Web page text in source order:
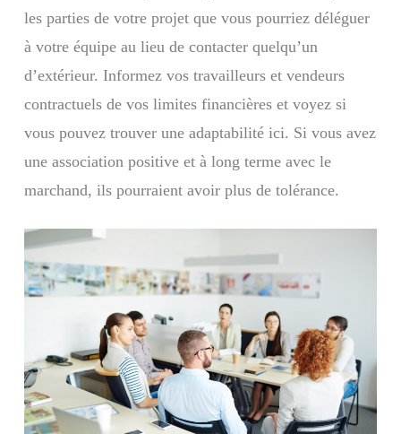
les parties de votre projet que vous pourriez déléguer
à votre équipe au lieu de contacter quelqu’un
d’extérieur. Informez vos travailleurs et vendeurs
contractuels de vos limites financières et voyez si
vous pouvez trouver une adaptabilité ici. Si vous avez
une association positive et à long terme avec le
marchand, ils pourraient avoir plus de tolérance.